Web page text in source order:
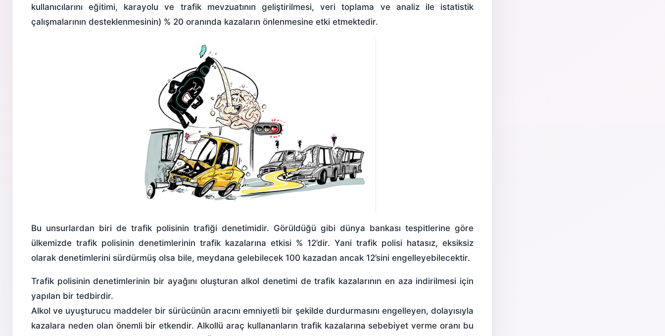
kullanıcılarını eğitimi, karayolu ve trafik mevzuatının geliştirilmesi, veri toplama ve analiz ile istatistik
çalışmalarının desteklenmesinin) % 20 oranında kazaların önlenmesine etki etmektedir.
Bu unsurlardan biri de trafik polisinin trafiği denetimidir. Görüldüğü gibi dünya bankası tespitlerine göre
ülkemizde trafik polisinin denetimlerinin trafik kazalarına etkisi % 12’dir. Yani trafik polisi hatasız, eksiksiz
olarak denetimlerini sürdürmüş olsa bile, meydana gelebilecek 100 kazadan ancak 12’sini engelleyebilecektir.
Trafik polisinin denetimlerinin bir ayağını oluşturan alkol denetimi de trafik kazalarının en aza indirilmesi için
yapılan bir tedbirdir.
Alkol ve uyuşturucu maddeler bir sürücünün aracını emniyetli bir şekilde durdurmasını engelleyen, dolayısıyla
kazalara neden olan önemli bir etkendir. Alkollü araç kullananların trafik kazalarına sebebiyet verme oranı bu